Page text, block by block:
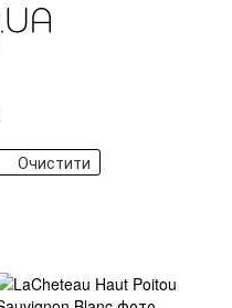
Очистити